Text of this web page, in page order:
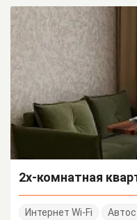
2х-комнатная
Интернет Wi-Fi